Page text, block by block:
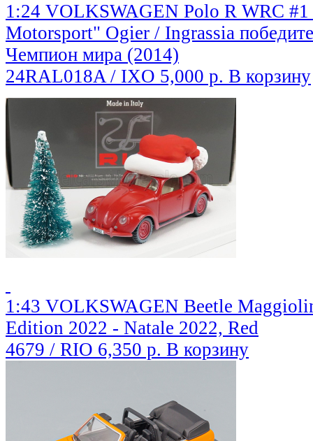
1:24 VOLKSWAGEN Polo R WRC
Motorsport" Ogier / Ingrassia
Чемпион мира (2014)
24RAL018A / IXO 5,000 р. В корзину
1:43 VOLKSWAGEN Beetle
Edition 2022 - Natale 2022, Red
4679 / RIO 6,350 р. В корзину